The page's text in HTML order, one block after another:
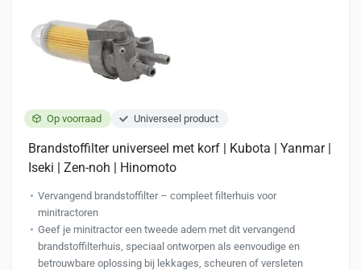
Op voorraad Universeel product
Brandstoffilter universeel met korf | Kubota | Yanmar |
Iseki | Zen-noh | Hinomoto
Vervangend brandstoffilter – compleet filterhuis voor
minitractoren
Geef je minitractor een tweede adem met dit vervangend
brandstoffilterhuis, speciaal ontworpen als eenvoudige en
betrouwbare oplossing bij lekkages, scheuren of versleten